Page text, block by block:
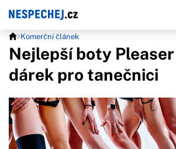
Komerční článek
Nejlepší boty
dárek pro tanečnici